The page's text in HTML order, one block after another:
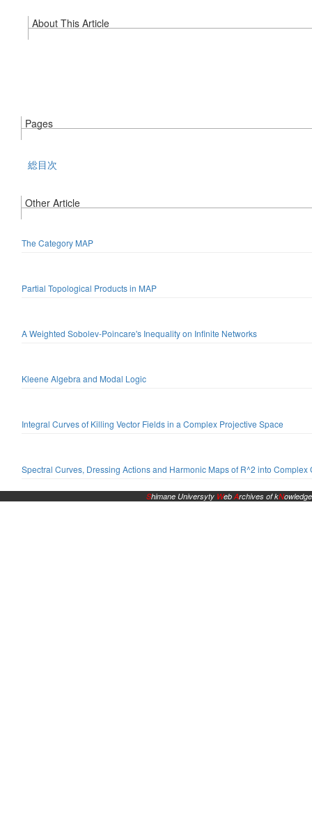
About This Article
Pages
総目次
Other Article
The Category MAP
Partial Topological Products in MAP
A Weighted Sobolev-Poincare's Inequality on Infinite Networks
Kleene Algebra and Modal Logic
Integral Curves of Killing Vector Fields in a Complex Projective Space
Spectral Curves, Dressing Actions and Harmonic Maps of R^2 into Complex
Shimane Universyty WebArchives of kNowledge